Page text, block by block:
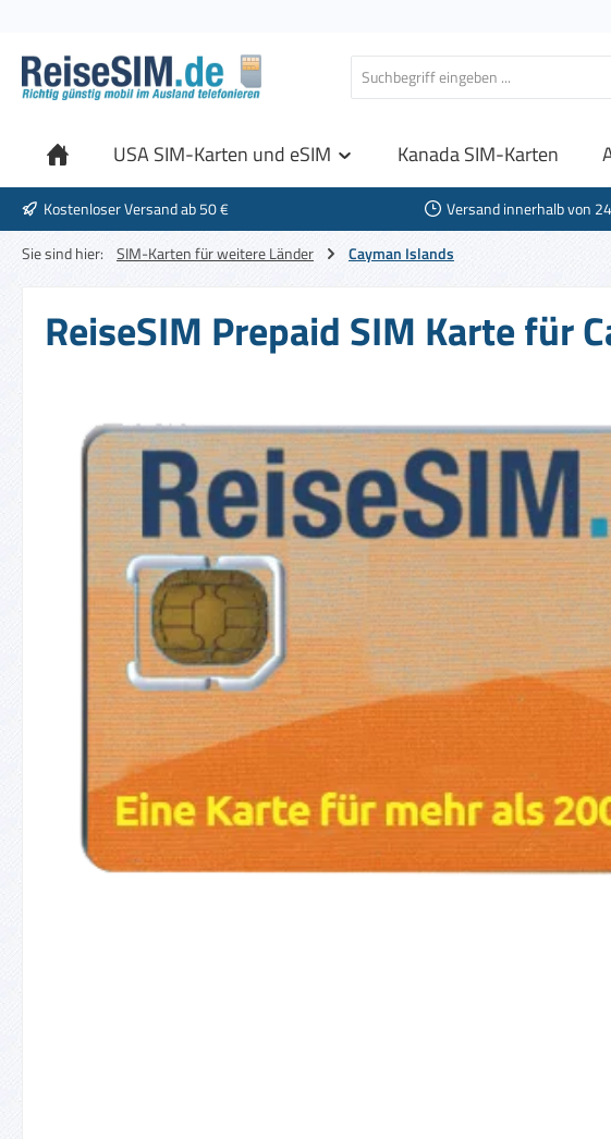
USA SIM-Karten und eSIM Kanada SIM-Karten
Kostenloser Versand ab 50 € Versand innerhalb von
Sie sind hier:
SIM-Karten für weitere Länder Cayman Islands
ReiseSIM Prepaid SIM Karte für
Bildergalerie überspringen